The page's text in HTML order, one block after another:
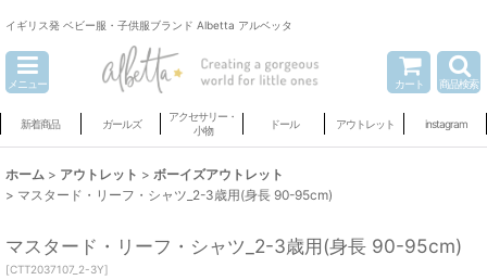
イギリス発 ベビー服・子供服ブランド Albetta アルベッタ
メニュー カート 商品検索
新着商品 ガールズ
アクセサリー・
小物
ドール アウトレット instagram
ホーム > アウトレット > ボーイズアウトレット
> マスタード・リーフ・シャツ_2-3歳用(身長 90-95cm)
マスタード・リーフ・シャツ_2-3歳用(身長 90-95cm)
[CTT2037107_2-3Y]